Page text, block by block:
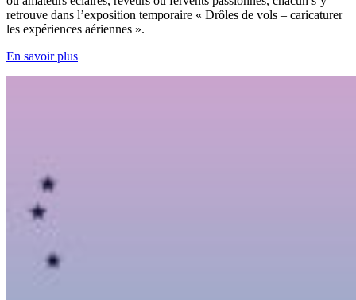
retrouve dans l’exposition temporaire « Drôles de vols – caricaturer
les expériences aériennes ».
En savoir plus